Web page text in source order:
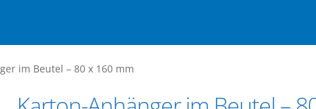
im Beutel – 80 x 160 mm